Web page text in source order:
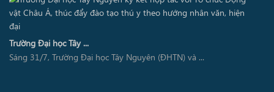
Trường Đại học Tây ...
Sáng 31/7, Trường Đại học Tây Nguyên (ĐHTN) và ...